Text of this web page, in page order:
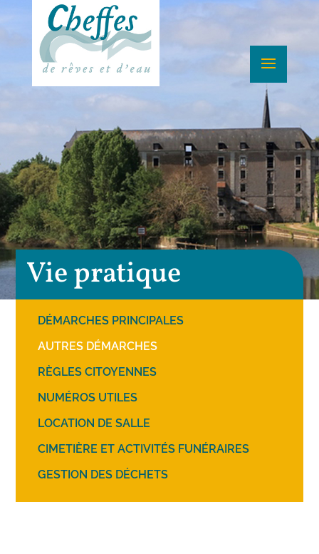
Vie pratique
DÉMARCHES PRINCIPALES
AUTRES DÉMARCHES
RÈGLES CITOYENNES
NUMÉROS UTILES
LOCATION DE SALLE
CIMETIÈRE ET ACTIVITÉS FUNÉRAIRES
GESTION DES DÉCHETS